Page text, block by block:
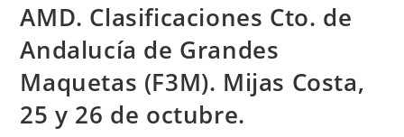
AMD. Clasificaciones Cto. de
Andalucía de Grandes
Maquetas (F3M). Mijas Costa,
25 y 26 de octubre.